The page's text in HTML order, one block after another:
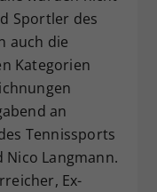
Sportler des
auch die
Kategorien
an
Tennissports
Nico Langmann.
Ex-
Ihre Consent-
anderem eine
für die
Ihrer
falls der
dies eingestellt